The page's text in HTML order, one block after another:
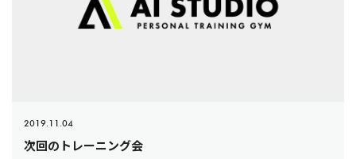
2019.11.04
次回のトレーニング会